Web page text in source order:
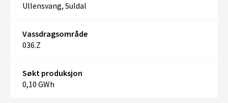
Ullensvang, Suldal
Vassdragsområde
036.Z
Søkt produksjon
0,10 GWh